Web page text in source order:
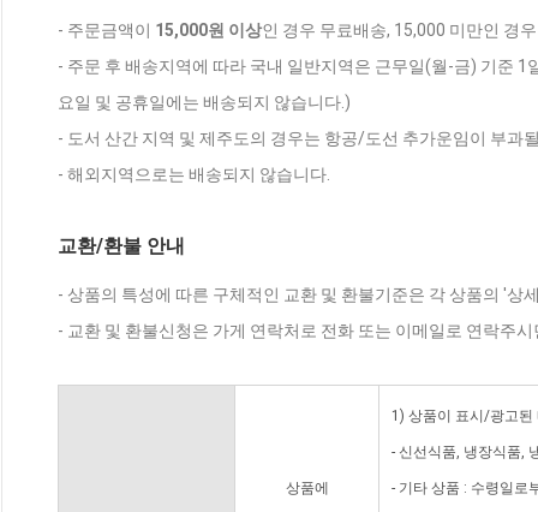
- 주문금액이 15,000원 이상인 경우 무료배송, 15,000 미만인 경
- 주문 후 배송지역에 따라 국내 일반지역은 근무일(월-금) 기준
요일 및 공휴일에는 배송되지 않습니다.)
- 도서 산간 지역 및 제주도의 경우는 항공/도선 추가운임이 부과
- 해외지역으로는 배송되지 않습니다.
교환/환불 안내
- 상품의 특성에 따른 구체적인 교환 및 환불기준은 각 상품의 '상
- 교환 및 환불신청은 가게 연락처로 전화 또는 이메일로 연락주
상품에
1) 상품이 표시/광고된
- 신선식품, 냉장식품,
- 기타 상품 : 수령일로